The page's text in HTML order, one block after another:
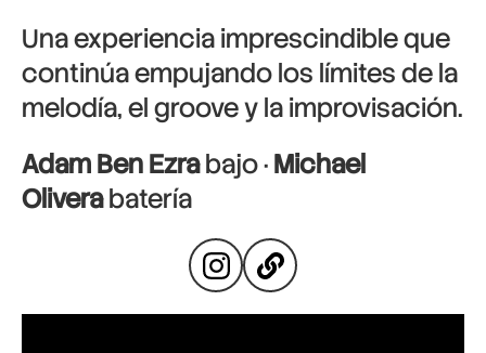
Una experiencia imprescindible que
continúa empujando los límites de la
melodía, el groove y la improvisación.
Adam Ben Ezrabajo ·Michael
Oliverabatería